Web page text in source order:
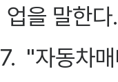
업을 말한다.
7. "자동차